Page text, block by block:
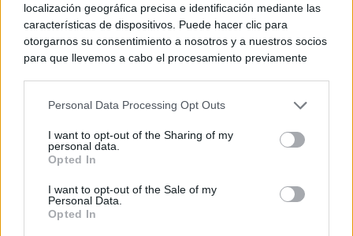
localización geográfica precisa e identificación mediante las
características de dispositivos. Puede hacer clic para
otorgarnos su consentimiento a nosotros y a nuestros socios
para que llevemos a cabo el procesamiento previamente
negar su consentimiento. Tenga en cuenta que algún
de su consentimiento, pero usted tiene el derecho de
rechazar tal procesamiento. Sus preferencias se aplicarán
cualquier momento entrando de nuevo en este sitio web o
visitando nuestra política de privacidad.
Personal Data Processing Opt Outs
I want to opt-out of the Sharing of my
personal data.
Opted In
I want to opt-out of the Sale of my
Personal Data.
Opted In